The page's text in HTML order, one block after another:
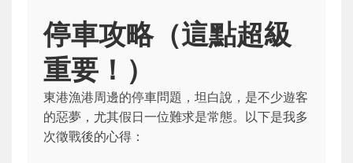
停車攻略（這點超級
重要！）
東港漁港周邊的停車問題，坦白說，是不少遊客
的惡夢，尤其假日一位難求是常態。以下是我多
次徵戰後的心得：